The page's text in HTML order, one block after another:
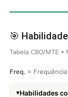
🎯
Tabela CBO/MTE
Freq. =
Habilidades